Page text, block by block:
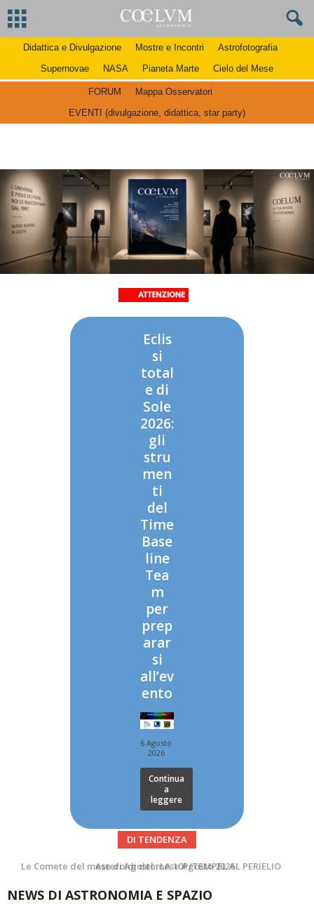
Didattica e Divulgazione Mostre e Incontri
Astrofotografia
Supernovae
NASA Pianeta Marte Cielo del Mese
FORUM
Mappa Osservatori
EVENTI (divulgazione, didattica, star party)
Eclis
si
total
e di
Sole
2026:
gli
stru
men
ti
del
Time
Base
line
Tea
m
per
prep
arar
si
all’ev
ento
6 Agosto
2026
Continua
a
leggere
DI TENDENZA
Asteroidi del mese Agosto 2026
NEWS DI ASTRONOMIA E SPAZIO